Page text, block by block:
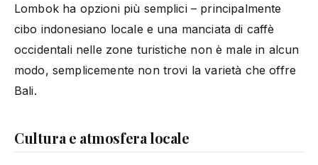
Lombok ha opzioni più semplici – principalmente
cibo indonesiano locale e una manciata di caffè
occidentali nelle zone turistiche non è male in alcun
modo, semplicemente non trovi la varietà che offre
Bali.
Cultura e atmosfera locale